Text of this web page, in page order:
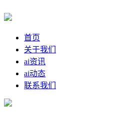
首页
关于我们
ai资讯
ai动态
联系我们